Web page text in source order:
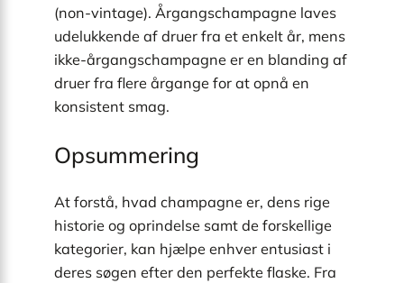
(non-vintage). Årgangschampagne laves
udelukkende af druer fra et enkelt år, mens
ikke-årgangschampagne er en blanding af
druer fra flere årgange for at opnå en
konsistent smag.
Opsummering
At forstå, hvad champagne er, dens rige
historie og oprindelse samt de forskellige
kategorier, kan hjælpe enhver entusiast i
deres søgen efter den perfekte flaske. Fra